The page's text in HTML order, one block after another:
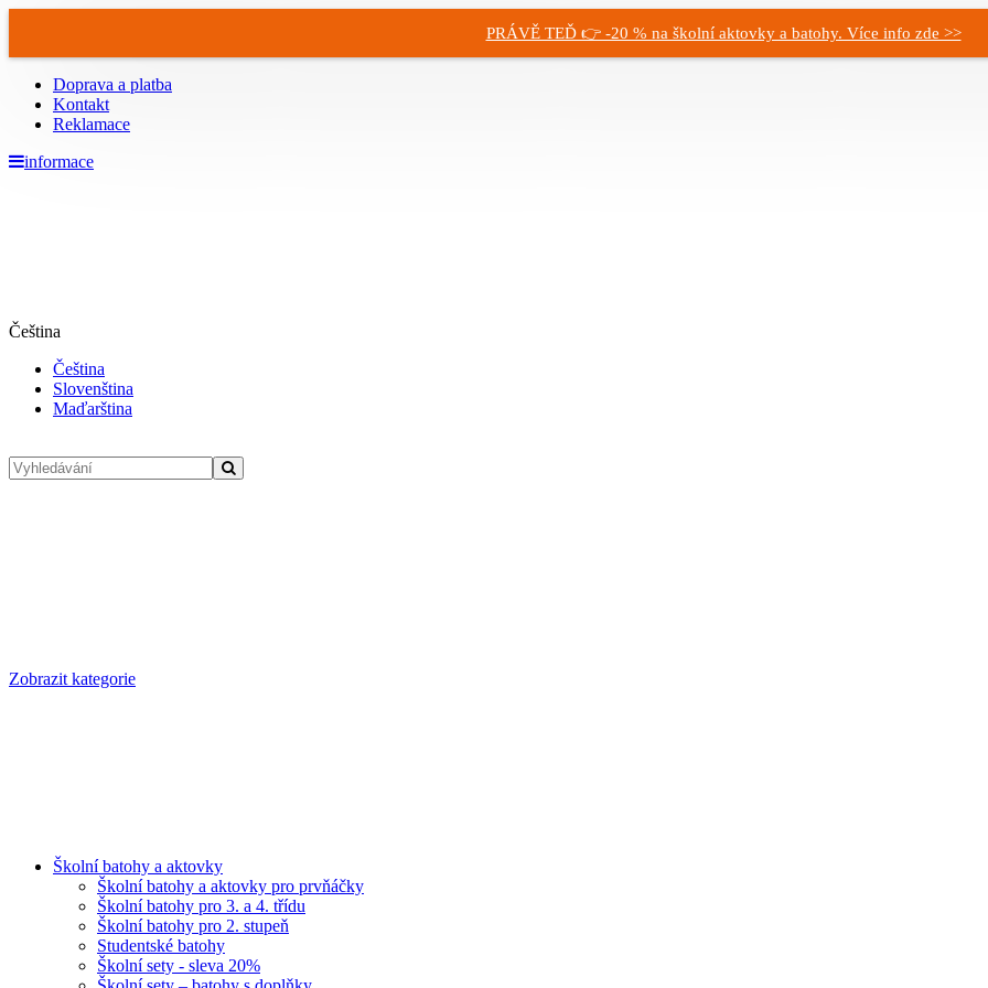
PRÁVĚ TEĎ 👉 -20 % na školní aktovky a batohy. Více info zde >>
Doprava a platba
Kontakt
Reklamace
informace
Čeština
Čeština
Slovenština
Maďarština
Zobrazit kategorie
Školní batohy a aktovky
Školní batohy a aktovky pro prvňáčky
Školní batohy pro 3. a 4. třídu
Školní batohy pro 2. stupeň
Studentské batohy
Školní sety - sleva 20%